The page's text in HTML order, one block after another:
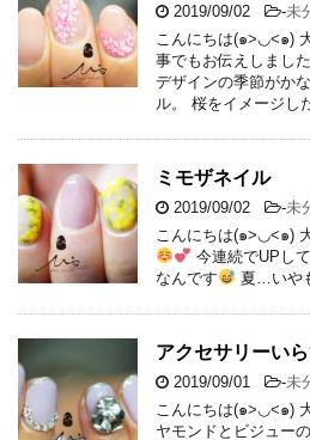
2019/09/02 -未
こんにちは(๑>◡<๑)
事でもお伝えしまし
デザインの季節がか
ル。 桜をイメージし
ミモザネイル
2019/09/02 -未
こんにちは(๑>◡<๑)
今連続でUPし
なんです
夏…いや
アクセサリーい
2019/09/01 -未
こんにちは(๑>◡<๑)
ヤモンドとビジュー